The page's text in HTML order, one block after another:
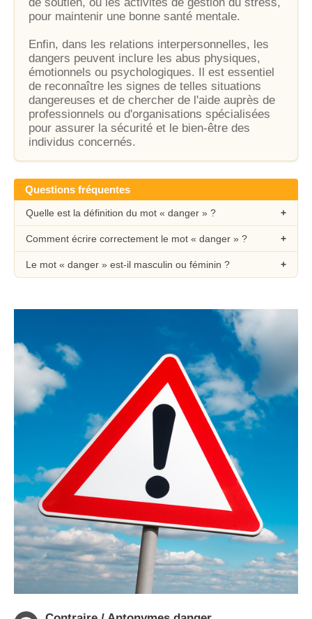
pour maintenir une bonne santé mentale.
Enfin, dans les relations interpersonnelles, les
dangers peuvent inclure les abus physiques,
émotionnels ou psychologiques. Il est essentiel
de reconnaître les signes de telles situations
dangereuses et de chercher de l'aide auprès de
professionnels ou d'organisations spécialisées
pour assurer la sécurité et le bien-être des
individus concernés.
Questions fréquentes
Quelle est la définition du mot « danger » ?
Comment écrire correctement le mot « danger » ?
Le mot « danger » est-il masculin ou féminin ?